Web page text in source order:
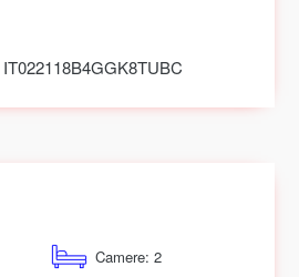
IT022118B4GGK8TUBC
Camere: 2